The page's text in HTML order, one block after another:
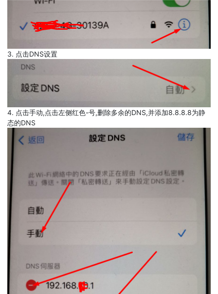
3. 点击DNS设置
4. 点击手动,点击左侧红色-号,删除多余的DNS,并添加8.8.8.8为静
态的DNS